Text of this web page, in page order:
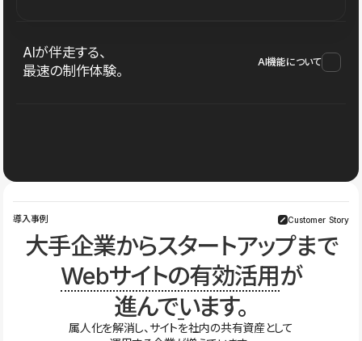
AIが伴走する、
最速の制作体験。
AI機能について
導入事例 Customer Story
大手企業からスタートアップまで
Webサイトの有効活用が
進んでいます。
属人化を解消し、サイトを社内の共有資産として